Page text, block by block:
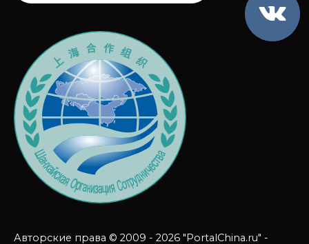
Авторские права © 2009 - 2026 "PortalChina.ru" -